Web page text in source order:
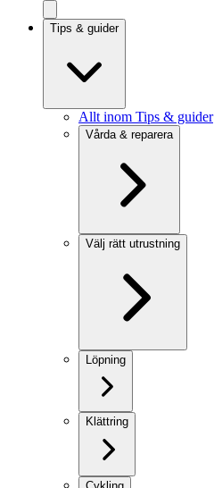
Tips & guider
Allt inom Tips & guider
Vårda & reparera
Välj rätt utrustning
Löpning
Klättring